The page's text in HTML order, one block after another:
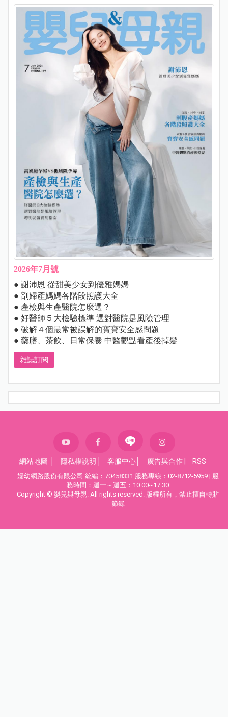
2026年7月號
● 謝沛恩 從甜美少女到優雅媽媽
● 剖婦產媽媽各階段照護大全
● 產檢與生產醫院怎麼選？
● 好醫師５大檢驗標準 選對醫院是風險管理
● 破解４個最常被誤解的寶寶安全感問題
● 藥膳、茶飲、日常保養 中醫觀點看產後掉髮
雜誌訂閱
網站地圖 隱私權說明 客服中心 廣告與合作 RSS
婦幼網路股份有限公司 統編：70458331 服務專線：02-8712-5959 | 服
務時間：週一～週五：10:00~17:30
Copyright © 嬰兒與母親. All rights reserved. 版權所有，禁止擅自轉貼
節錄